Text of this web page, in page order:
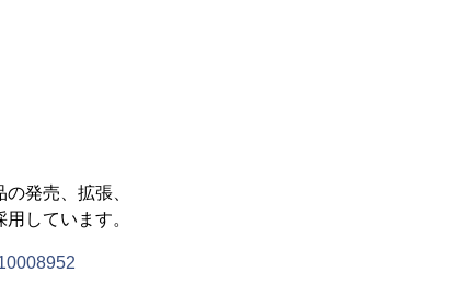
発売、拡張、
しています。